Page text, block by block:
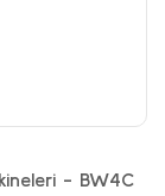
- BW4C